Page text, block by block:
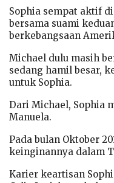
Sophia sempat aktif
bersama suami
berkebangsaan
Michael dulu masih
sedang hamil besar,
untuk Sophia.
Dari Michael, Sophia
Manuela.
Pada bulan Oktober
keinginannya dalam
Karier keartisan